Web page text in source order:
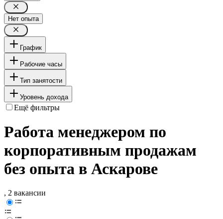
Нет опыта
График
Рабочие часы
Тип занятости
Уровень дохода
Ещё фильтры
Работа менеджером по
корпоративным продажам
без опыта в Аскарове
, 2 вакансии